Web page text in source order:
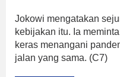
Jokowi mengatakan
kebijakan itu. Ia
keras menangani
jalan yang sama. (C7)